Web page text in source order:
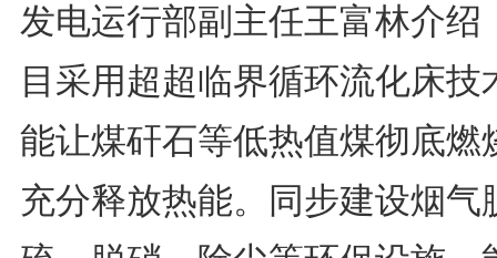
发电运行部副主任王富林介绍
目采用超超临界循环流化床技
能让煤矸石等低热值煤彻底燃
充分释放热能。同步建设烟气